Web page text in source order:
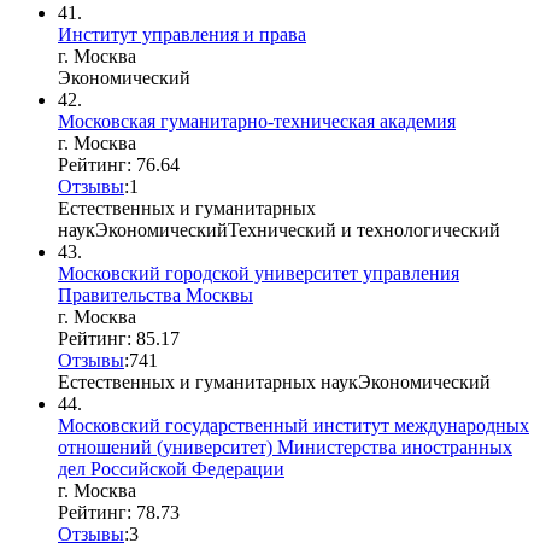
41.
Институт управления и права
г. Москва
Экономический
42.
Московская гуманитарно-техническая академия
г. Москва
Рейтинг: 76.64
Отзывы:1
Естественных и гуманитарных
наукЭкономическийТехнический и технологический
43.
Московский городской университет управления
Правительства Москвы
г. Москва
Рейтинг: 85.17
Отзывы:741
Естественных и гуманитарных наукЭкономический
44.
Московский государственный институт международных
отношений (университет) Министерства иностранных
дел Российской Федерации
г. Москва
Рейтинг: 78.73
Отзывы:3